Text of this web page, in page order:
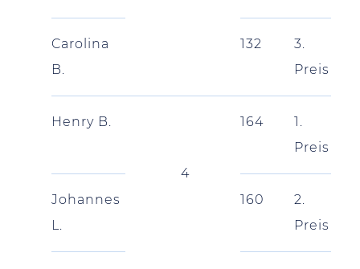
Carolina
B.
132
3.
Preis
Henry B.
4
164
1.
Preis
Johannes
L.
160
2.
Preis